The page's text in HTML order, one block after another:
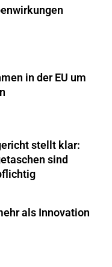
in der EU um
stellt klar:
sind
als Innovation